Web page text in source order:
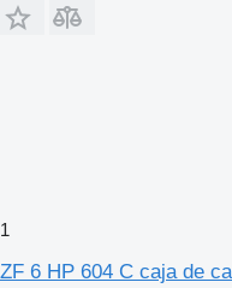
1
ZF 6 HP 604 C caja de